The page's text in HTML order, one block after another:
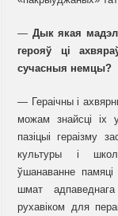
— Дык якая
герояў ці
сучасныя немцы?
— Гераічны і
можам знайсці іх
пазіцыі гераізму
культуры і
ўшанаванне
шмат
рухавіком для